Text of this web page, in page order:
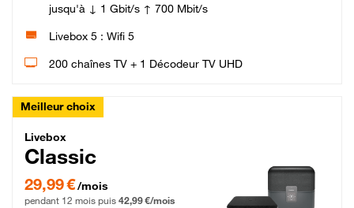
jusqu'à ↓ 1 Gbit/s ↑ 700 Mbit/s
Livebox 5 : Wifi 5
200 chaînes TV + 1 Décodeur TV UHD
Meilleur choix
Livebox Classic Fibre
Livebox
Classic
29,99 € par mois pendant 12 mois puis 42,99 € par mois, Engagement 12 mois
29,99 €/mois
pendant 12 mois puis 42,99 €/mois